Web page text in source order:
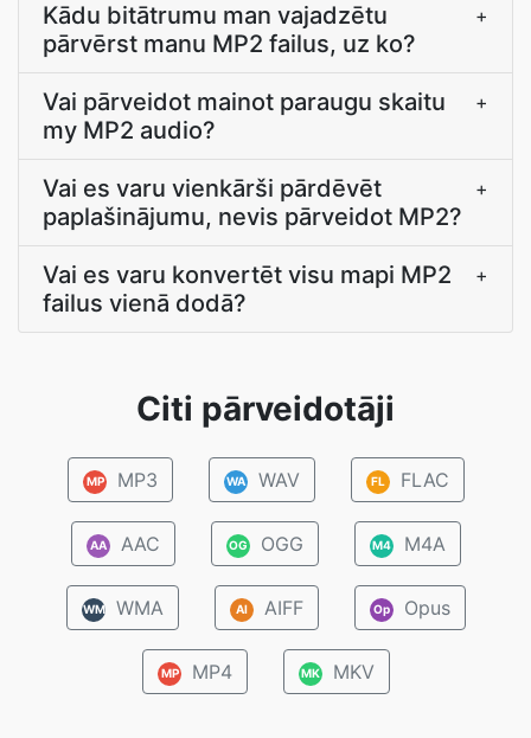
Kādu bitātrumu man vajadzētu
pārvērst manu MP2 failus, uz ko?
+
Vai pārveidot mainot paraugu skaitu
my MP2 audio?
+
Vai es varu vienkārši pārdēvēt
paplašinājumu, nevis pārveidot MP2?
+
Vai es varu konvertēt visu mapi MP2
failus vienā dodā?
+
Citi pārveidotāji
MP MP3 WA WAV FL FLAC
AA AAC OG OGG M4 M4A
WM WMA AI AIFF Op Opus
MP MP4 MK MKV